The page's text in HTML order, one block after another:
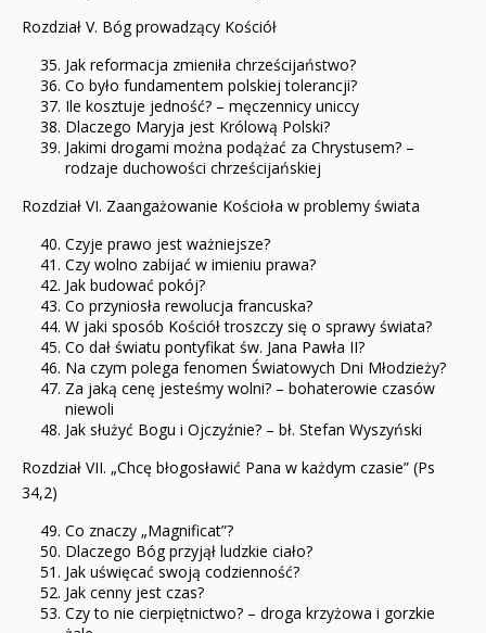
Rozdział V. Bóg prowadzący Kościół
Jak reformacja zmieniła chrześcijaństwo?
Co było fundamentem polskiej tolerancji?
Ile kosztuje jedność? – męczennicy uniccy
Dlaczego Maryja jest Królową Polski?
Jakimi drogami można podążać za Chrystusem? –
rodzaje duchowości chrześcijańskiej
Rozdział VI. Zaangażowanie Kościoła w problemy świata
Czyje prawo jest ważniejsze?
Czy wolno zabijać w imieniu prawa?
Jak budować pokój?
Co przyniosła rewolucja francuska?
W jaki sposób Kościół troszczy się o sprawy świata?
Co dał światu pontyfikat św. Jana Pawła II?
Na czym polega fenomen Światowych Dni Młodzieży?
Za jaką cenę jesteśmy wolni? – bohaterowie czasów
niewoli
Jak służyć Bogu i Ojczyźnie? – bł. Stefan Wyszyński
Rozdział VII. „Chcę błogosławić Pana w każdym czasie” (Ps
34,2)
Co znaczy „Magnificat”?
Dlaczego Bóg przyjął ludzkie ciało?
Jak uświęcać swoją codzienność?
Jak cenny jest czas?
Czy to nie cierpiętnictwo? – droga krzyżowa i gorzkie